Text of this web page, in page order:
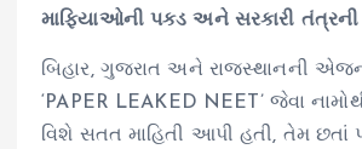
માફિયાઓની પકડ અને સરકારી તંત્રની
બિહાર, ગુજરાત અને રાજસ્થાનની
‘PAPER LEAKED NEET’ જેવા
વિશે સતત માહિતી આપી હતી, તેમ